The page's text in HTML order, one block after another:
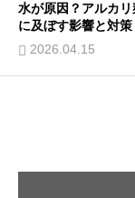
水が原因？アルカ
に及ぼす影響と対策
2026.04.15